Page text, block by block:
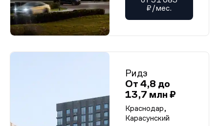
₽/мес.
Ридз
От 4,8 до
13,7 млн ₽
Краснодар,
Карасунский